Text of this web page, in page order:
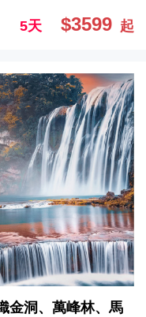
5天 $3599 起
金洞、萬峰林、馬